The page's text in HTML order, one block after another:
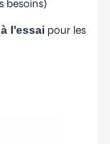
besoins)
l'essai pour les